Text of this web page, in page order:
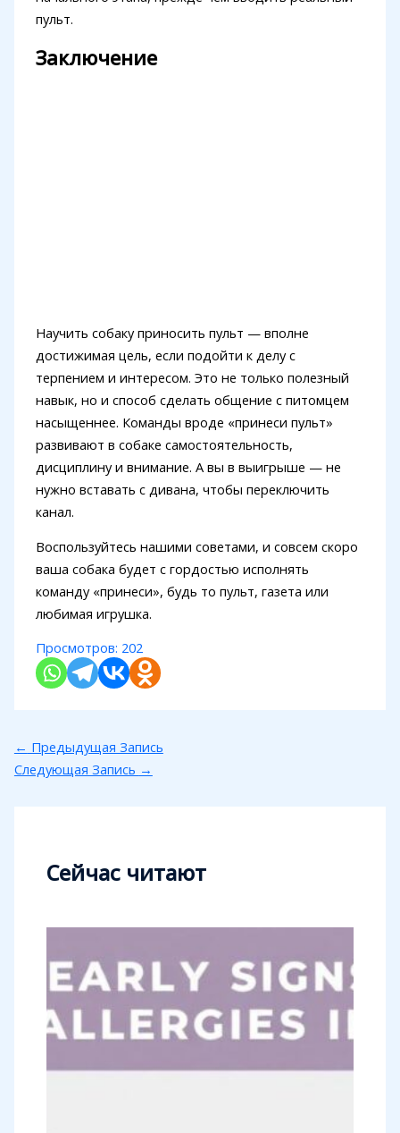
пульт.
Заключение
Научить собаку приносить пульт — вполне
достижимая цель, если подойти к делу с
терпением и интересом. Это не только полезный
навык, но и способ сделать общение с питомцем
насыщеннее. Команды вроде «принеси пульт»
развивают в собаке самостоятельность,
дисциплину и внимание. А вы в выигрыше — не
нужно вставать с дивана, чтобы переключить
канал.
Воспользуйтесь нашими советами, и совсем скоро
ваша собака будет с гордостью исполнять
команду «принеси», будь то пульт, газета или
любимая игрушка.
Просмотров: 202
← Предыдущая Запись
Следующая Запись →
Сейчас читают